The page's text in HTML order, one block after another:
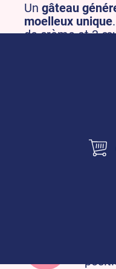
Un gâteau
moelleux unique
de crème et 3